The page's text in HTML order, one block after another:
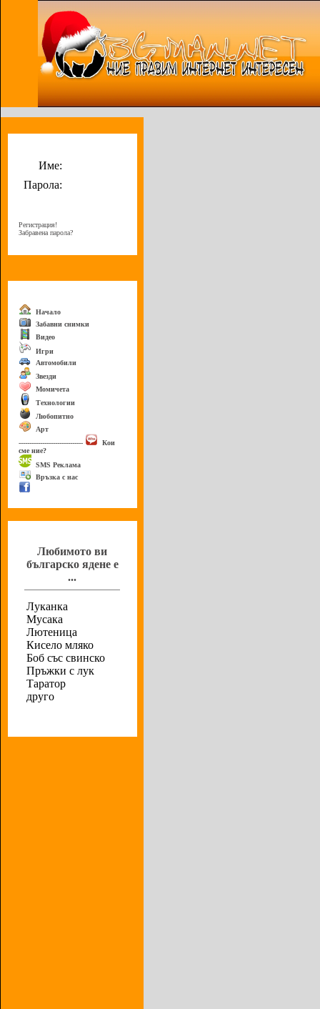
Име:
Парола:
Регистрация!
Забравена парола?
Начало
Забавни снимки
Видео
Игри
Автомобили
Звезди
Момичета
Технологии
Любопитно
Арт
------------------------------
Кои
сме ние?
SMS Реклама
Връзка с нас
Любимото ви
българско ядене е
...
Луканка
Мусака
Лютеница
Кисело мляко
Боб със свинско
Пръжки с лук
Таратор
друго